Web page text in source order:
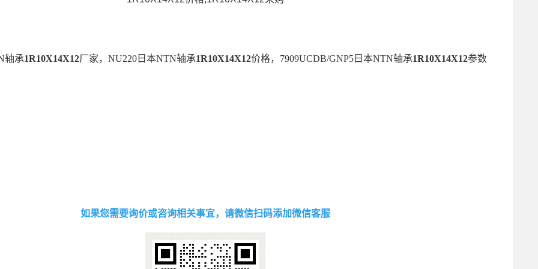
轴承1R10X14X12厂家，NU220日本NTN轴承1R10X14X12价格，7909UCDB/GNP5日本NTN轴承1R10X14X12参数
如果您需要询价或咨询相关事宜，请微信扫码添加微信客服